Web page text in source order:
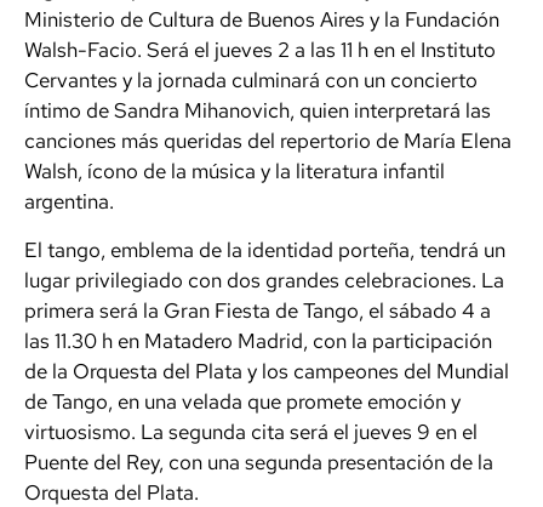
Ministerio de Cultura de Buenos Aires y la Fundación
Walsh-Facio. Será el jueves 2 a las 11 h en el Instituto
Cervantes y la jornada culminará con un concierto
íntimo de Sandra Mihanovich, quien interpretará las
canciones más queridas del repertorio de María Elena
Walsh, ícono de la música y la literatura infantil
argentina.
El tango, emblema de la identidad porteña, tendrá un
lugar privilegiado con dos grandes celebraciones. La
primera será la Gran Fiesta de Tango, el sábado 4 a
las 11.30 h en Matadero Madrid, con la participación
de la Orquesta del Plata y los campeones del Mundial
de Tango, en una velada que promete emoción y
virtuosismo. La segunda cita será el jueves 9 en el
Puente del Rey, con una segunda presentación de la
Orquesta del Plata.